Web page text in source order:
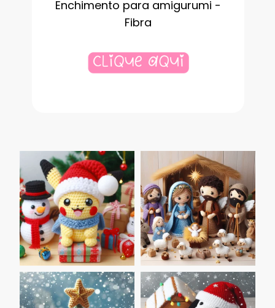
Enchimento para amigurumi -
Fibra